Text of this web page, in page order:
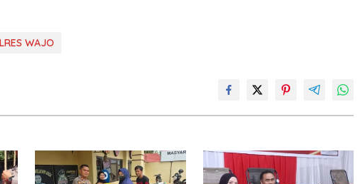
WAJO